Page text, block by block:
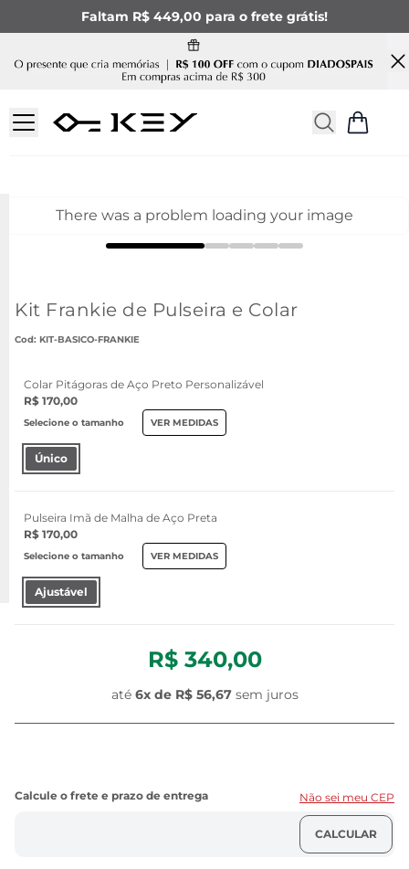
Faltam R$ 449,00 para o frete grátis!
There was a problem loading your image
Kit Frankie de Pulseira e Colar
: KIT-BASICO-FRANKIE
Colar Pitágoras de Aço Preto Personalizável
R$ 170,00
Selecione o tamanho VER MEDIDAS
Único
Pulseira Imã de Malha de Aço Preta
R$ 170,00
Selecione o tamanho VER MEDIDAS
Ajustável
R$ 340,00
até 6x de R$ 56,67 sem juros
Não sei meu CEP